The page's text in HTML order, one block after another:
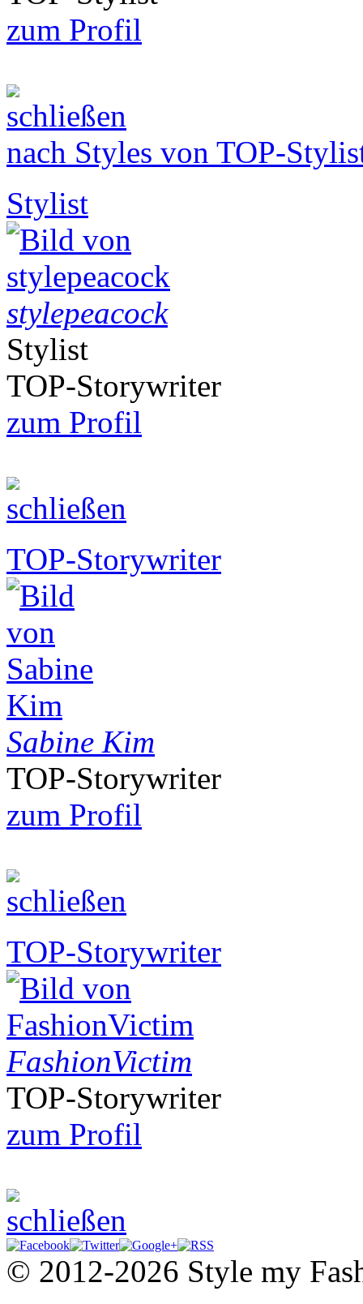
zum Profil
nach Styles von TOP-
Stylist
stylepeacock
Stylist
TOP-Storywriter
zum Profil
TOP-Storywriter
Sabine Kim
TOP-Storywriter
zum Profil
TOP-Storywriter
FashionVictim
TOP-Storywriter
zum Profil
© 2012-2026 Style my